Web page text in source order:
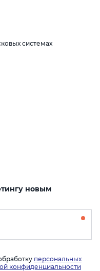
системах
новым
персональных
конфиденциальности